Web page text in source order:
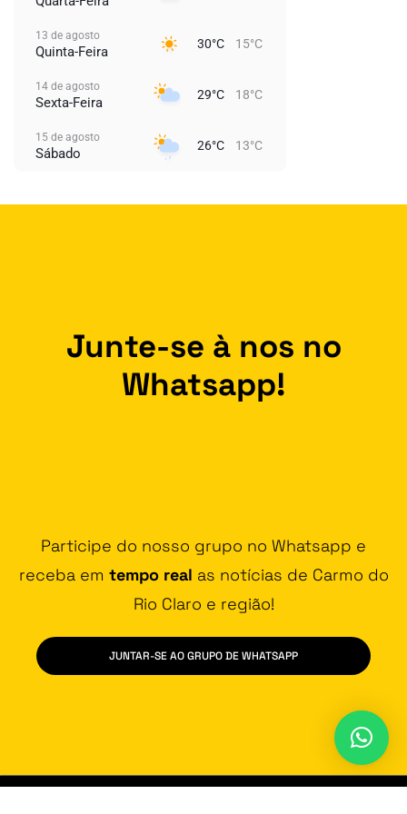
13 de agosto
Quinta-Feira 30°C 15°C
14 de agosto
Sexta-Feira 29°C 18°C
15 de agosto
Sábado 26°C 13°C
Junte-se à nos no
Whatsapp!
Participe do nosso grupo no Whatsapp e
receba em tempo real as notícias de Carmo do
Rio Claro e região!
JUNTAR-SE AO GRUPO DE WHATSAPP